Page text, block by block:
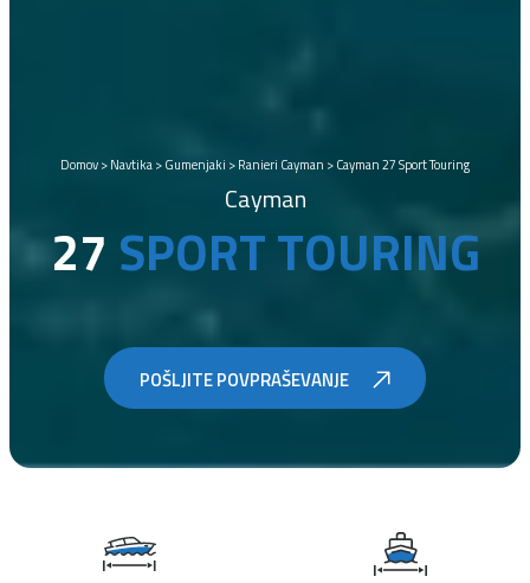
Domov>Navtika>Gumenjaki >Ranieri Cayman >Cayman 27 Sport Touring
Cayman
27 SPORT TOURING
POŠLJITE POVPRAŠEVANJE